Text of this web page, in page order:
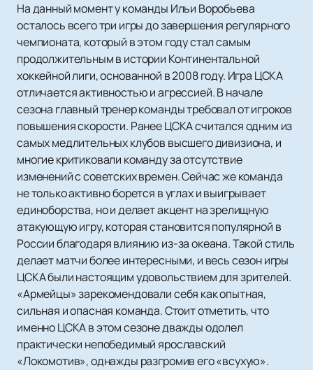
На данный момент у команды Ильи Воробьева
осталось всего три игры до завершения регулярного
чемпионата, который в этом году стал самым
продолжительным в истории Континентальной
хоккейной лиги, основанной в 2008 году. Игра ЦСКА
отличается активностью и агрессией. В начале
сезона главный тренер команды требовал от игроков
повышения скорости. Ранее ЦСКА считался одним из
самых медлительных клубов высшего дивизиона, и
многие критиковали команду за отсутствие
изменений с советских времен. Сейчас же команда
не только активно борется в углах и выигрывает
единоборства, но и делает акцент на зрелищную
атакующую игру, которая становится популярной в
России благодаря влиянию из-за океана. Такой стиль
делает матчи более интересными, и весь сезон игры
ЦСКА были настоящим удовольствием для зрителей.
«Армейцы» зарекомендовали себя как опытная,
сильная и опасная команда. Стоит отметить, что
именно ЦСКА в этом сезоне дважды одолел
практически непобедимый ярославский
«Локомотив», однажды разгромив его «всухую».